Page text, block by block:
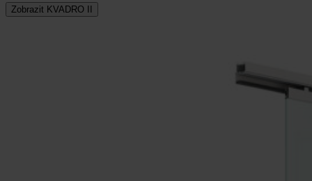
Zobrazit KVADRO II